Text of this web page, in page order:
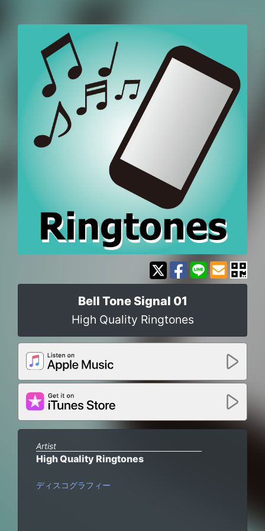
Bell Tone Signal 01
High Quality Ringtones
Artist
High Quality Ringtones
ディスコグラフィー